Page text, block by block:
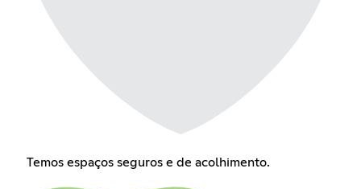
Temos espaços seguros e de acolhimento.